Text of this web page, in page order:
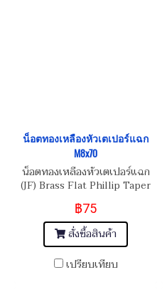
น็อตทองเหลืองหัวเตเปอร์แฉก
M8x70
น็อตทองเหลืองหัวเตเปอร์แฉก
(JF) Brass Flat Phillip Taper
฿75
สั่งซื้อสินค้า
เปรียบเทียบ